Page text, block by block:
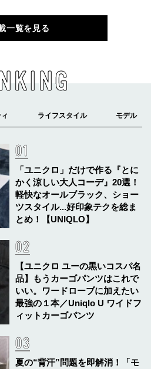
一覧を見る
「ユニクロ」だけで作る『とに
かく涼しい大人コーデ』20選！
軽快なオールブラック、ショー
ツスタイル...好印象テクを総ま
とめ！【UNIQLO】
【ユニクロ ユーの黒いコスパ名
品】もうカーゴパンツはこれで
いい。ワードローブに加えたい
最強の１本／Uniqlo U ワイドフ
ィットカーゴパンツ
夏の“背汗”問題を即解消！「モ